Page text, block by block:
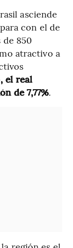
asciende
con el de
de 850
atractivo a
el real
de 7,77%.